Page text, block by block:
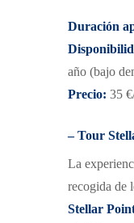
Duración
año (bajo
Precio: 35
– Tour
La
recogida de
Stellar